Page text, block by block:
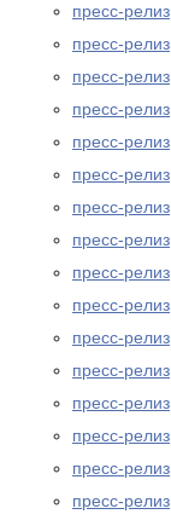
пресс-релиз
пресс-релиз
пресс-релиз
пресс-релиз
пресс-релиз
пресс-релиз
пресс-релиз
пресс-релиз
пресс-релиз
пресс-релиз
пресс-релиз
пресс-релиз
пресс-релиз
пресс-релиз
пресс-релиз
пресс-релиз